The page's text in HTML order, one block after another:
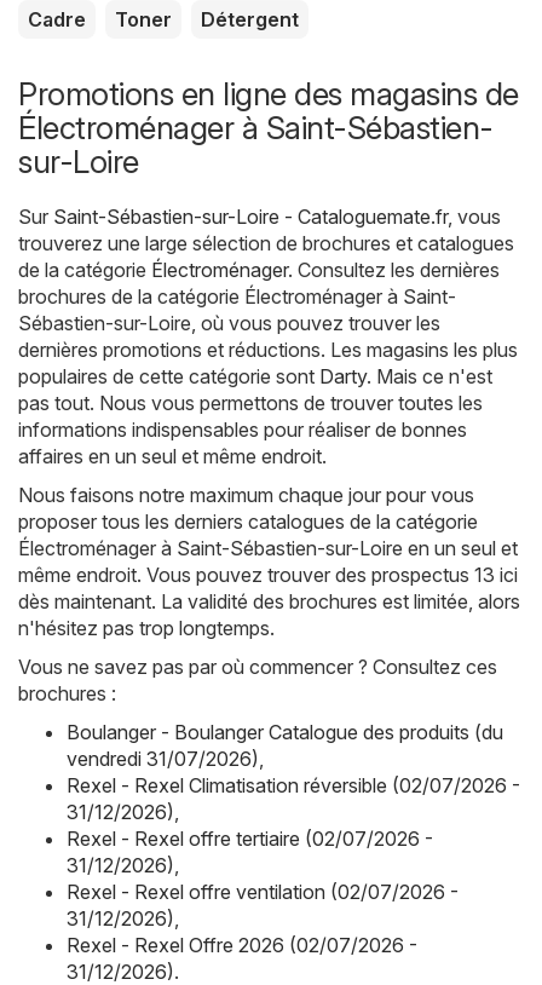
Cadre
Toner Détergent
Promotions en ligne des magasins de
Électroménager à Saint-Sébastien-
sur-Loire
Sur Saint-Sébastien-sur-Loire - Cataloguemate.fr, vous
trouverez une large sélection de brochures et catalogues
de la catégorie Électroménager. Consultez les dernières
brochures de la catégorie Électroménager à Saint-
Sébastien-sur-Loire, où vous pouvez trouver les
dernières promotions et réductions. Les magasins les plus
populaires de cette catégorie sont Darty. Mais ce n'est
pas tout. Nous vous permettons de trouver toutes les
informations indispensables pour réaliser de bonnes
affaires en un seul et même endroit.
Nous faisons notre maximum chaque jour pour vous
proposer tous les derniers catalogues de la catégorie
Électroménager à Saint-Sébastien-sur-Loire en un seul et
même endroit. Vous pouvez trouver des prospectus 13 ici
dès maintenant. La validité des brochures est limitée, alors
n'hésitez pas trop longtemps.
Vous ne savez pas par où commencer ? Consultez ces
brochures :
Boulanger - Boulanger Catalogue des produits (du
vendredi 31/07/2026)
Rexel - Rexel Climatisation réversible (02/07/2026 -
31/12/2026)
Rexel - Rexel offre tertiaire (02/07/2026 -
31/12/2026)
Rexel - Rexel offre ventilation (02/07/2026 -
31/12/2026)
Rexel - Rexel Offre 2026 (02/07/2026 -
31/12/2026).